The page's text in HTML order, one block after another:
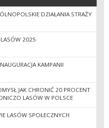
DZIAŁANIA STRAŻY
2025
KAMPANII
JAK CHRONIĆ 20 PROCENT
LASÓW W POLSCE
LASÓW SPOŁECZNYCH